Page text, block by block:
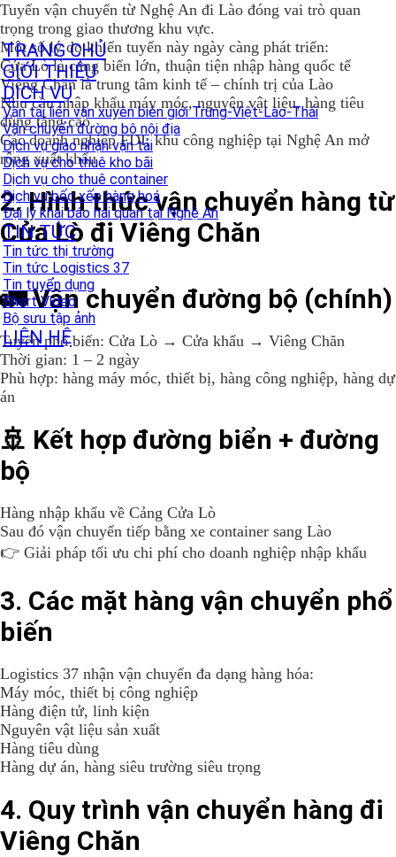
TRANG CHỦ
GIỚI THIỆU
DỊCH VỤ
Vận tải liên vận xuyên biên giới Trung-Việt-Lào-Thái
Vận chuyển đường bộ nội địa
Dịch vụ giao nhận vận tải
Dịch vụ cho thuê kho bãi
Dịch vụ cho thuê container
Dịch vụ bốc xếp hàng hoá
Đại lý khai báo hải quan tại Nghệ An
TIN TỨC
Tin tức thị trường
Tin tức Logistics 37
Tin tuyển dụng
Short Video
Bộ sưu tập ảnh
LIÊN HỆ
Tuyến vận chuyển từ Nghệ An đi Lào đóng vai trò quan
trọng trong giao thương khu vực.
Một số lý do khiến tuyến này ngày càng phát triển:
Cửa Lò là cảng biển lớn, thuận tiện nhập hàng quốc tế
Viêng Chăn là trung tâm kinh tế – chính trị của Lào
Nhu cầu nhập khẩu máy móc, nguyên vật liệu, hàng tiêu
dùng tăng cao
Các doanh nghiệp FDI, khu công nghiệp tại Nghệ An mở
rộng xuất khẩu
2. Hình thức vận chuyển hàng từ
Cửa Lò đi Viêng Chăn
🚛 Vận chuyển đường bộ (chính)
Tuyến phổ biến: Cửa Lò → Cửa khẩu → Viêng Chăn
Thời gian: 1 – 2 ngày
Phù hợp: hàng máy móc, thiết bị, hàng công nghiệp, hàng dự
án
🚢 Kết hợp đường biển + đường
bộ
Hàng nhập khẩu về Cảng Cửa Lò
Sau đó vận chuyển tiếp bằng xe container sang Lào
👉 Giải pháp tối ưu chi phí cho doanh nghiệp nhập khẩu
3. Các mặt hàng vận chuyển phổ
biến
Logistics 37 nhận vận chuyển đa dạng hàng hóa:
Máy móc, thiết bị công nghiệp
Hàng điện tử, linh kiện
Nguyên vật liệu sản xuất
Hàng tiêu dùng
Hàng dự án, hàng siêu trường siêu trọng
4. Quy trình vận chuyển hàng đi
Viêng Chăn